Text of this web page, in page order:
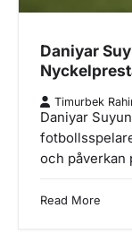
Daniyar
Timurbek
Daniyar
och påverkan
Read More